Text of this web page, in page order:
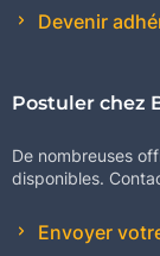
Devenir
Postuler chez
De nombreuses
disponibles.
Envoyer